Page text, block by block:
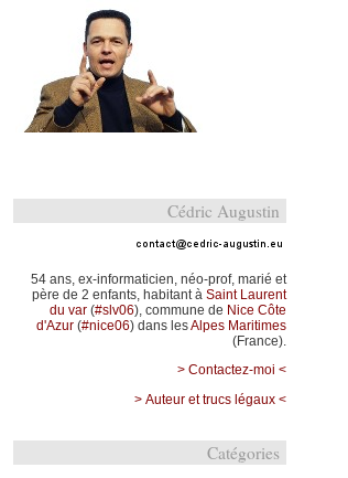
Cédric Augustin
54 ans, ex-informaticien, néo-prof, marié et
père de 2 enfants, habitant àSaint Laurent
du var (#slv06), commune de Nice Côte
d'Azur (#nice06) dans lesAlpes Maritimes
(France).
> Contactez-moi <
> Auteur et trucs légaux <
Catégories